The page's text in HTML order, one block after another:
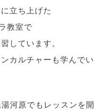
立ち上げた
教室で
しています。
カルチャーも学んでい
河原でもレッスンを開